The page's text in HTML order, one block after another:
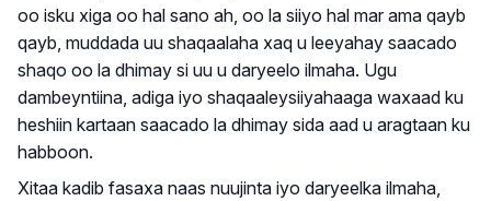
oo isku xiga oo hal sano ah, oo la siiyo hal mar ama qayb
qayb, muddada uu shaqaalaha xaq u leeyahay saacado
shaqo oo la dhimay si uu u daryeelo ilmaha. Ugu
dambeyntiina, adiga iyo shaqaaleysiiyahaaga waxaad ku
heshiin kartaan saacado la dhimay sida aad u aragtaan ku
habboon.
Xitaa kadib fasaxa naas nuujinta iyo daryeelka ilmaha,